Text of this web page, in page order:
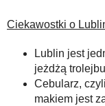
Ciekawostki o
Lublin jest
jeżdżą
Cebularz,
makiem jest